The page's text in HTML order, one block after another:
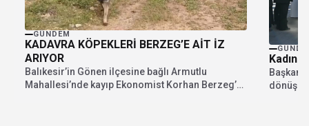
GÜNDEM
KADAVRA KÖPEKLERİ BERZEG’E AİT İZ
ARIYOR
Balıkesir’in Gönen ilçesine bağlı Armutlu
Mahallesi’nde kayıp Ekonomist Korhan Berzeg’e
Kadın
Başkan